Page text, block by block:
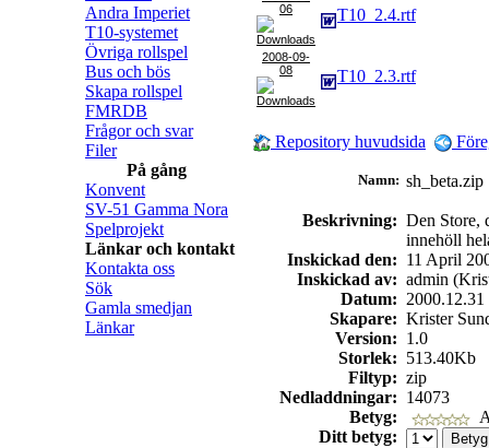
Andra Imperiet
T10-systemet
Övriga rollspel
Bus och bös
Skapa rollspel
FMRDB
Frågor och svar
Filer
På gång
Konvent
SV-51 Gamma Nora
Spelprojekt
Länkar och kontakt
Kontakta oss
Sök
Gamla smedjan
Länkar
06
T10_2.4.rtf
2008-09-
08
T10_2.3.rtf
Repository huvudsida
Namn:
Beskrivning: Den Store,
innehöll
Inskickad den: 11 April
Inskickad av: admin
Datum: 2000.12.31
Skapare: Krister
Version: 1.0
Storlek: 513.40Kb
Filtyp: zip
Nedladdningar: 14073
Betyg:
Ditt betyg: